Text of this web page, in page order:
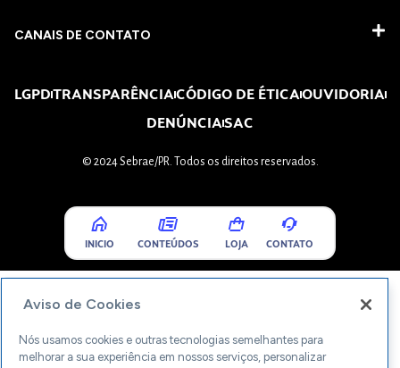
CANAIS DE CONTATO
LGPDTRANSPARÊNCIACÓDIGO DE ÉTICAOUVIDORIA
DENÚNCIASAC
© 2024 Sebrae/PR. Todos os direitos reservados.
INICIO CONTEÚDOS LOJA CONTATO
Aviso de Cookies
Nós usamos cookies e outras tecnologias semelhantes para
melhorar a sua experiência em nossos serviços, personalizar